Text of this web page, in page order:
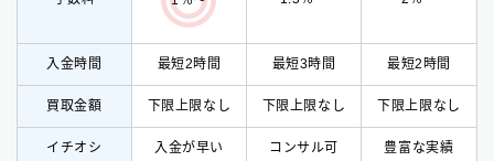
入金時間 最短2時間 最短3時間 最短2時間
買取金額 下限上限なし 下限上限なし 下限上限なし
イチオシ 入金が早い コンサル可 豊富な実績